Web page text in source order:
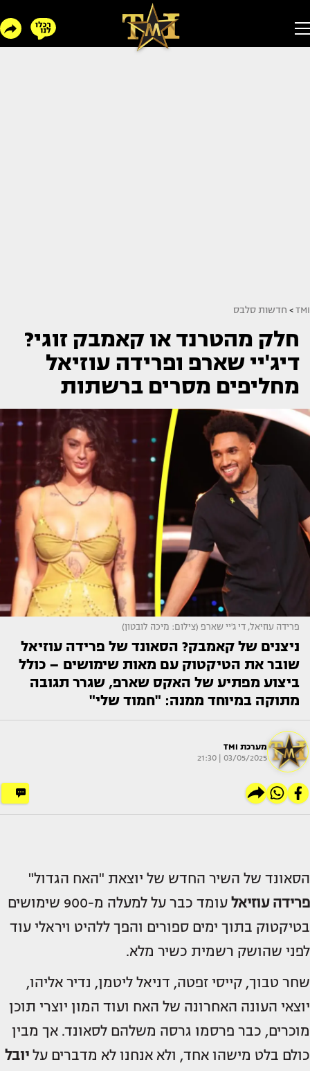
TMI
> חדשות סלבס
חלק מהטרנד או קאמבק זוגי?
דיג'יי שארפ ופרידה עוזיאל
מחליפים מסרים ברשתות
פרידה עוזיאל, די ג'יי שארפ (צילום: מיכה לובטון)
ניצנים של קאמבק? הסאונד של פרידה עוזיאל
שובר את הטיקטוק עם מאות שימושים – כולל
ביצוע מפתיע של האקס שארפ, שגרר תגובה
מתוקה במיוחד ממנה: "חמוד שלי"
מערכת TMI
03/05/2025 | 21:30
הסאונד של השיר החדש של יוצאת "האח הגדול"
פרידה עוזיאל
עומד כבר על למעלה מ-900 שימושים
בטיקטוק בתוך ימים ספורים והפך ללהיט ויראלי עוד
לפני שהושק רשמית כשיר מלא.
שחר טבוך, קייסי זפטה, דניאל ליטמן, נדיר אליהו,
יוצאי העונה האחרונה של האח ועוד המון יוצרי תוכן
מוכרים, כבר פרסמו גרסה משלהם לסאונד. אך מבין
כולם בלט מישהו אחד, ולא אנחנו לא מדברים על יובל